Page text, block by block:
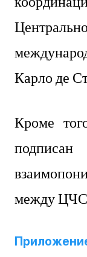
Карло де
Кроме
между